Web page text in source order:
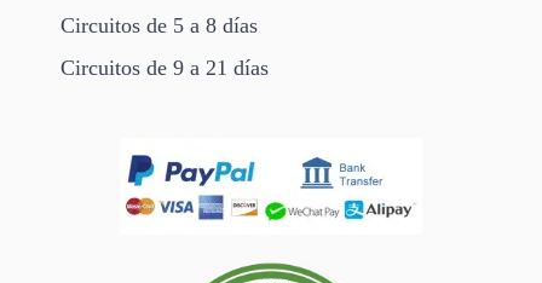
Circuitos de 5 a 8 días
Circuitos de 9 a 21 días